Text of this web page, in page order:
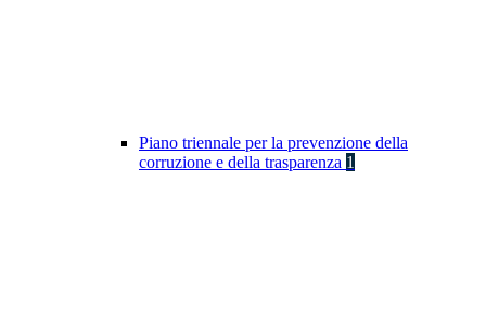
Piano triennale per la prevenzione della
corruzione e della trasparenza 1